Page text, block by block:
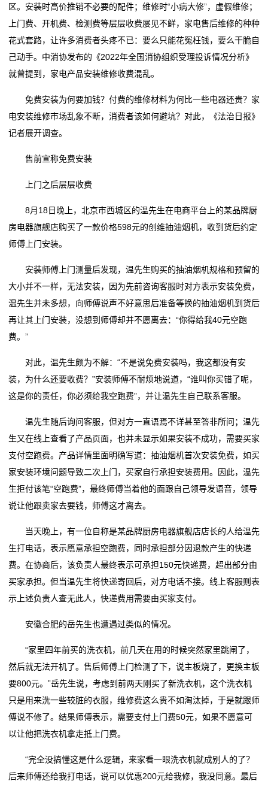
区。安装时高价推销不必要的配件；维修时“小病大修”，虚假维修；
上门费、开机费、检测费等层层收费屡见不鲜，家电售后维修的种种
花式套路，让许多消费者头疼不已：要么只能花冤枉钱，要么干脆自
己动手。中消协发布的《2022年全国消协组织受理投诉情况分析》
就曾提到，家电产品安装维修收费混乱。
免费安装为何要加钱？付费的维修材料为何比一些电器还贵？家
电安装维修市场乱象不断，消费者该如何避坑？对此，《法治日报》
记者展开调查。
售前宣称免费安装
上门之后层层收费
8月18日晚上，北京市西城区的温先生在电商平台上的某品牌厨
房电器旗舰店购买了一款价格598元的创维抽油烟机，收到货后约定
师傅上门安装。
安装师傅上门测量后发现，温先生购买的抽油烟机规格和预留的
大小并不一样，无法安装，因为先前咨询客服时对方表示安装免费，
温先生并未多想，向师傅说声不好意思后准备等换的抽油烟机到货后
再让其上门安装，没想到师傅却并不愿离去：“你得给我40元空跑
费。”
对此，温先生颇为不解：“不是说免费安装吗，我这都没有安
装，为什么还要收费？”安装师傅不耐烦地说道，“谁叫你买错了呢，
这是你的责任，你必须给我空跑费”，并让温先生自己联系客服。
温先生随后询问客服，但对方一直语焉不详甚至答非所问；温先
生又在线上查看了产品页面，也并未显示如果安装不成功，需要买家
支付空跑费。产品详情里面明确写道：抽油烟机首次安装免费，如买
家安装环境问题导致二次上门，买家自行承担安装费用。因此，温先
生拒付该笔“空跑费”，最终师傅当着他的面跟自己领导发语音，领导
说让他跟卖家去要钱，师傅这才离去。
当天晚上，有一位自称是某品牌厨房电器旗舰店店长的人给温先
生打电话，表示愿意承担空跑费，同时承担部分因退款产生的快递
费。在协商后，该负责人最终表示可承担150元快递费，超出部分由
买家承担。但当温先生将快递寄回后，对方电话不接。线上客服则表
示上述负责人查无此人，快递费用需要由买家支付。
安徽合肥的岳先生也遭遇过类似的情况。
“家里四年前买的洗衣机，前几天在用的时候突然家里跳闸了，
然后就无法开机了。售后师傅上门检测了下，说主板烧了，更换主板
要800元。”岳先生说，考虑到前两天刚买了新洗衣机，这个洗衣机
只是用来洗一些较脏的衣服，维修费这么贵不如淘汰掉，于是就跟师
傅说不修了。结果师傅表示，需要支付上门费50元，如果不愿意可
以让他把洗衣机拿走抵上门费。
“完全没搞懂这是什么逻辑，来家看一眼洗衣机就成别人的了？
后来师傅还给我打电话，说可以优惠200元给我修，我没同意。最后